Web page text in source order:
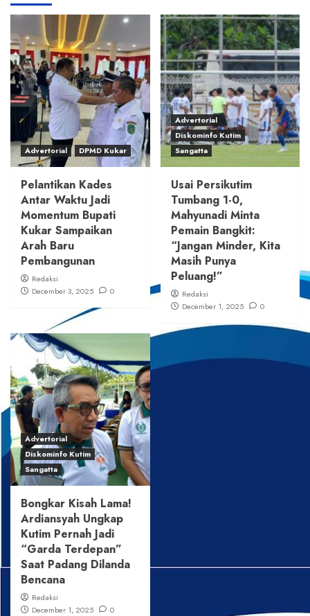
Advertorial DPMD Kukar
Pelantikan Kades
Antar Waktu Jadi
Momentum Bupati
Kukar Sampaikan
Arah Baru
Pembangunan
Redaksi
December 3, 2025
0
Advertorial
Diskominfo Kutim
Sangatta
Usai Persikutim
Tumbang 1-0,
Mahyunadi Minta
Pemain Bangkit:
“Jangan Minder, Kita
Masih Punya
Peluang!”
Redaksi
December 1, 2025
0
Advertorial
Diskominfo Kutim
Sangatta
Bongkar Kisah Lama!
Ardiansyah Ungkap
Kutim Pernah Jadi
“Garda Terdepan”
Saat Padang Dilanda
Bencana
Redaksi
December 1, 2025
0